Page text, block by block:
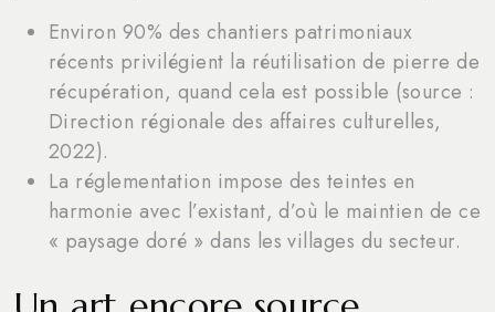
Environ 90% des chantiers patrimoniaux
récents privilégient la réutilisation de pierre de
récupération, quand cela est possible (source :
Direction régionale des affaires culturelles,
2022).
La réglementation impose des teintes en
harmonie avec l’existant, d’où le maintien de ce
« paysage doré » dans les villages du secteur.